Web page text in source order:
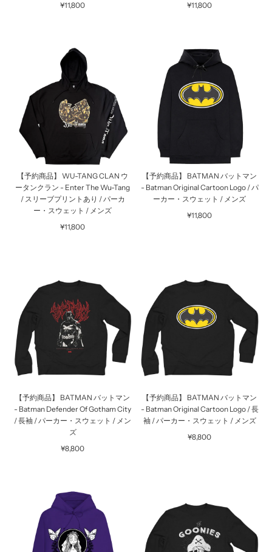
¥11,800 ¥11,800
【予約商品】 WU-TANG CLAN ウ
ータンクラン - Enter The Wu-Tang
/ スリーブプリントあり / パーカ
ー・スウェット / メンズ
¥11,800
【予約商品】 BATMAN バットマン
- Batman Original Cartoon Logo / パ
ーカー・スウェット / メンズ
¥11,800
【予約商品】 BATMAN バットマン
- Batman Defender Of Gotham City
/ 長袖 / パーカー・スウェット / メン
ズ
¥8,800
【予約商品】 BATMAN バットマン
- Batman Original Cartoon Logo / 長
袖 / パーカー・スウェット / メンズ
¥8,800